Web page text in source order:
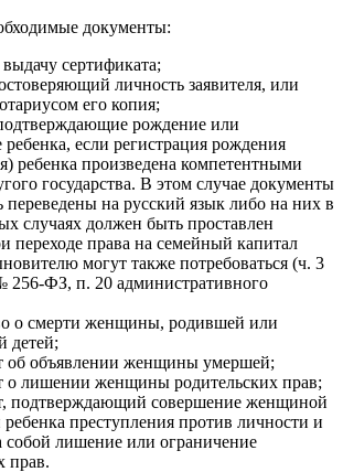
документы:
сертификата;
личность заявителя, или
его копия;
рождение или
если регистрация рождения
ребенка произведена компетентными
государства. В этом случае документы
на русский язык либо на них в
случаях должен быть проставлен
переходе права на семейный капитал
могут также потребоваться (ч. 3
256-ФЗ, п. 20 административного
о смерти женщины, родившей или
детей;
об объявлении женщины умершей;
о лишении женщины родительских прав;
подтверждающий совершение женщиной
преступления против личности и
собой лишение или ограничение
прав.